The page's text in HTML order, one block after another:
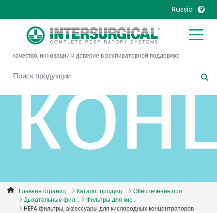
Russia
United Kingdom
United States
Belgique, Français
Canada, English
Canada, Français
Denmark
Deutschland
Italia
Mexico
Russia
Sweden
качество, инновации и доверие в респираторной поддержке
Главная страниц... Каталог продукц...
Обеспечение про...
Дыхательные фил...
Фильтры для кис...
HEPA фильтры, аксессуары для кислородных концентраторов